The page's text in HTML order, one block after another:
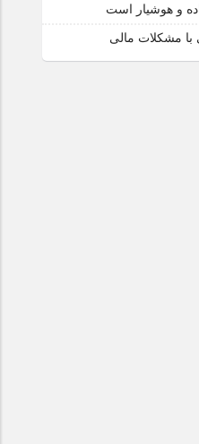
و هوشیار است
با مشکلات مالی